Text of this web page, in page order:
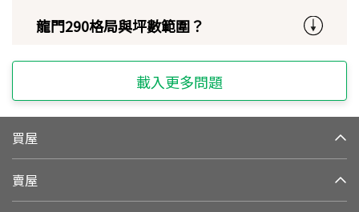
龍門290格局與坪數範圍？
載入更多問題
買屋
賣屋